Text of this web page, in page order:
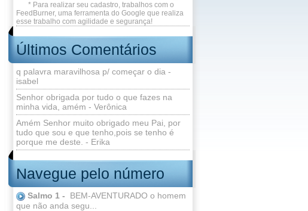
* Para realizar seu cadastro, trabalhos com o
FeedBurner, uma ferramenta do Google que realiza
esse trabalho com agilidade e segurança!
Últimos Comentários
q palavra maravilhosa p/ começar o dia -
isabel
Senhor obrigada por tudo o que fazes na
minha vida, amém - Verônica
Amém Senhor muito obrigado meu Pai, por
tudo que sou e que tenho,pois se tenho é
porque me deste. - Erika
Navegue pelo número
Salmo 1 -
BEM-AVENTURADO o homem
que não anda segu...